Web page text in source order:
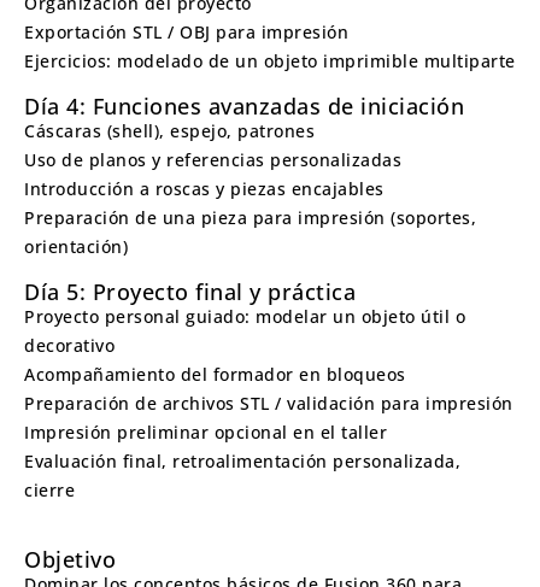
Exportación STL / OBJ para impresión
Ejercicios: modelado de un objeto imprimible multiparte
Día 4: Funciones avanzadas de iniciación
Cáscaras (shell), espejo, patrones
Uso de planos y referencias personalizadas
Introducción a roscas y piezas encajables
Preparación de una pieza para impresión (soportes,
orientación)
Día 5: Proyecto final y práctica
Proyecto personal guiado: modelar un objeto útil o
decorativo
Acompañamiento del formador en bloqueos
Preparación de archivos STL / validación para impresión
Impresión preliminar opcional en el taller
Evaluación final, retroalimentación personalizada,
cierre
Objetivo